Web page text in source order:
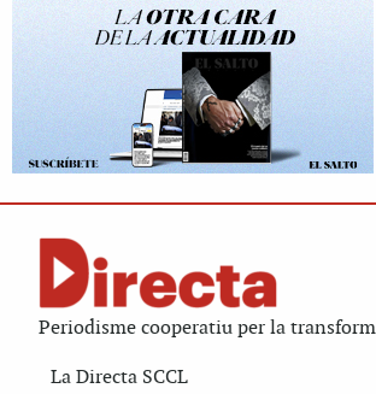
Periodisme cooperatiu per la
La Directa SCCL